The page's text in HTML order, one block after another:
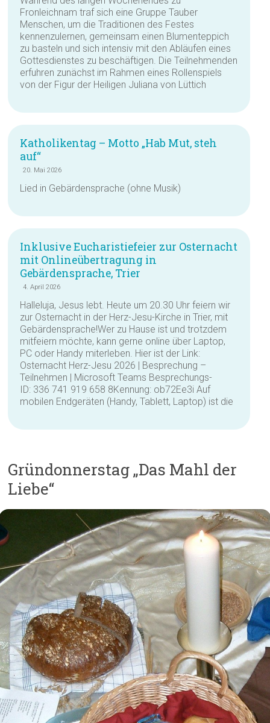
Fronleichnam traf sich eine Gruppe Tauber
Menschen, um die Traditionen des Festes
kennenzulernen, gemeinsam einen Blumenteppich
zu basteln und sich intensiv mit den Abläufen eines
Gottesdienstes zu beschäftigen. Die Teilnehmenden
erfuhren zunächst im Rahmen eines Rollenspiels
von der Figur der Heiligen Juliana von Lüttich
Katholikentag – Motto „Hab Mut, steh
auf“
20. Mai 2026
Lied in Gebärdensprache (ohne Musik)
Inklusive Eucharistiefeier zur Osternacht
mit Onlineübertragung in
Gebärdensprache, Trier
4. April 2026
Halleluja, Jesus lebt. Heute um 20.30 Uhr feiern wir
zur Osternacht in der Herz-Jesu-Kirche in Trier, mit
Gebärdensprache!Wer zu Hause ist und trotzdem
mitfeiern möchte, kann gerne online über Laptop,
PC oder Handy miterleben. Hier ist der Link:
Osternacht Herz-Jesu 2026 | Besprechung –
Teilnehmen | Microsoft Teams Besprechungs-
ID: 336 741 919 658 8Kennung: ob72Ee3i Auf
mobilen Endgeräten (Handy, Tablett, Laptop) ist die
Gründonnerstag „Das Mahl der
Liebe“